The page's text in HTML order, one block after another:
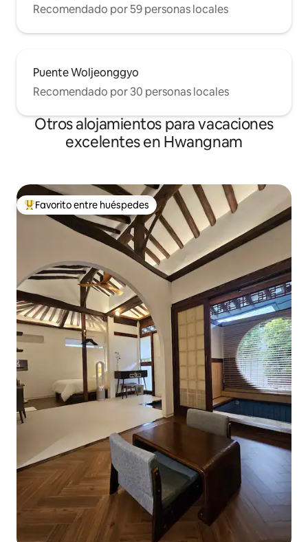
Recomendado por 59 personas locales
Puente Woljeonggyo
Recomendado por 30 personas locales
Otros alojamientos para vacaciones
excelentes en Hwangnam
Favorito entre huéspedes preferido
Favorito entre huéspedes